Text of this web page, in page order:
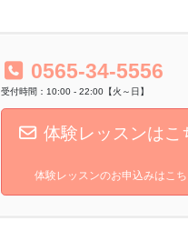
0565-34-5556
受付時間：10:00 - 22:00【火～日】
体験レッスンはこ
体験レッスンのお申込みはこち